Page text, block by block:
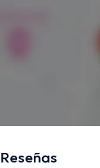
Reseñas